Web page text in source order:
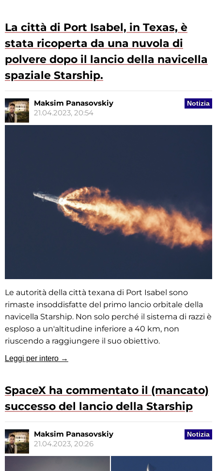
La città di Port Isabel, in Texas, è
stata ricoperta da una nuvola di
polvere dopo il lancio della navicella
spaziale Starship.
Notizia
Maksim Panasovskiy
21.04.2023, 20:54
Le autorità della città texana di Port Isabel sono
rimaste insoddisfatte del primo lancio orbitale della
navicella Starship. Non solo perché il sistema di razzi è
esploso a un'altitudine inferiore a 40 km, non
riuscendo a raggiungere il suo obiettivo.
Leggi per intero →
SpaceX ha commentato il (mancato)
successo del lancio della Starship
Notizia
Maksim Panasovskiy
21.04.2023, 20:26